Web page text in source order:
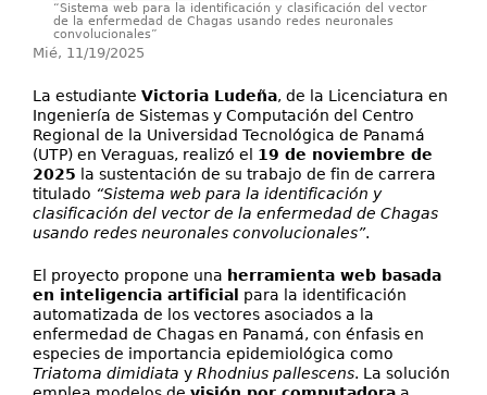
“Sistema web para la identificación y clasificación del vector
de la enfermedad de Chagas usando redes neuronales
convolucionales”
Mié, 11/19/2025
La estudiante Victoria Ludeña, de la Licenciatura en
Ingeniería de Sistemas y Computación del Centro
Regional de la Universidad Tecnológica de Panamá
(UTP) en Veraguas, realizó el 19 de noviembre de
2025 la sustentación de su trabajo de fin de carrera
titulado “Sistema web para la identificación y
clasificación del vector de la enfermedad de Chagas
usando redes neuronales convolucionales”.
El proyecto propone una herramienta web basada
en inteligencia artificial
para la identificación
automatizada de los vectores asociados a la
enfermedad de Chagas en Panamá, con énfasis en
especies de importancia epidemiológica como
Triatoma dimidiata y Rhodnius pallescens. La solución